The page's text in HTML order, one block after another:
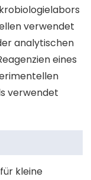
verwendet
analytischen
eines
verwendet
kleine